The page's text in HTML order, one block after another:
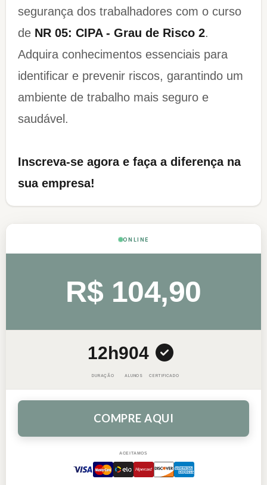
segurança dos trabalhadores com o curso
de NR 05: CIPA - Grau de Risco 2.
Adquira conhecimentos essenciais para
identificar e prevenir riscos, garantindo um
ambiente de trabalho mais seguro e
saudável.
Inscreva-se agora e faça a diferença na
sua empresa!​​​​​​​
ONLINE
R$ 104,90
12h
DURAÇÃO
904
ALUNOS CERTIFICADO
COMPRE AQUI
ACEITAMOS